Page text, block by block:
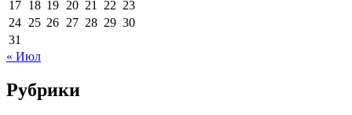
17 18 19 20 21 22 23
24 25 26 27 28 29 30
31
« Июл
Рубрики